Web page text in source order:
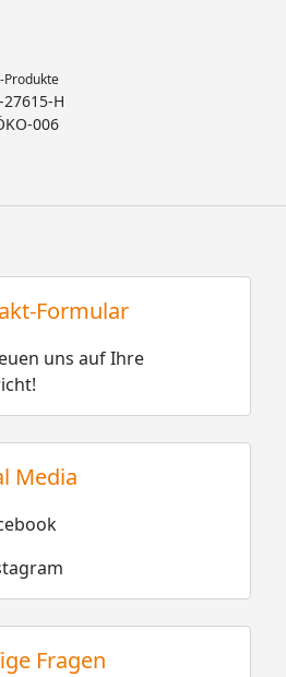
Produkte
27615-H
006
Formular
uns auf Ihre
Media
Fragen